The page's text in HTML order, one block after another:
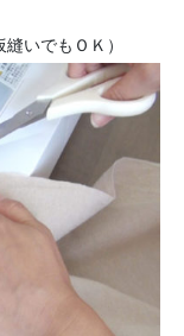
いでもＯＫ）